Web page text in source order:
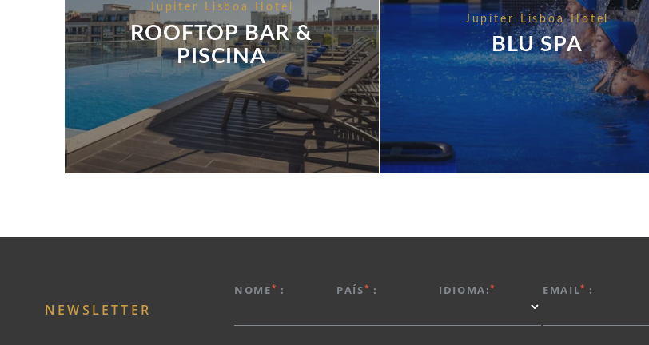
Jupiter Lisboa Hotel
ROOFTOP BAR &
PISCINA
Jupiter Lisboa Hotel
BLU SPA
NOME* : PAÍS* : IDIOMA:* EMAIL* :
NEWSLETTER